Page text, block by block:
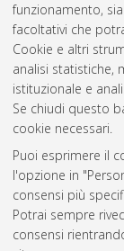
funzionamento,
facoltativi che
Cookie e altri
analisi statistiche,
istituzionale e
Se chiudi questo
cookie necessari.
Puoi esprimere il
l'opzione in
consensi più
Potrai sempre
consensi
Atom
Rss 1.0
Rss 2.0